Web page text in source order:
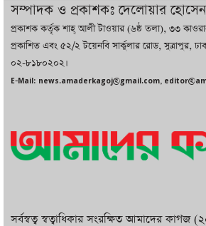
বাজারে কাঁচা মরিচে
আগে দেখিনি’
সম্পাদক ও প্রকাশকঃ দেলোয়ার
প্রকাশক কর্তৃক শাহ্ আলী টাওয়ার (৬ষ্ঠ তলা), ৩৩
প্রকাশিত এবং ৫২/২ টয়েনবি সার্কুলার রোড, সুত্রাপুর,
০২-৮১৮০২০২।
E-Mail: news.amaderkagoj@gmail.com,
সর্বস্বত্ব স্বত্বাধিকার সংরক্ষিত আমাদের কাগজ